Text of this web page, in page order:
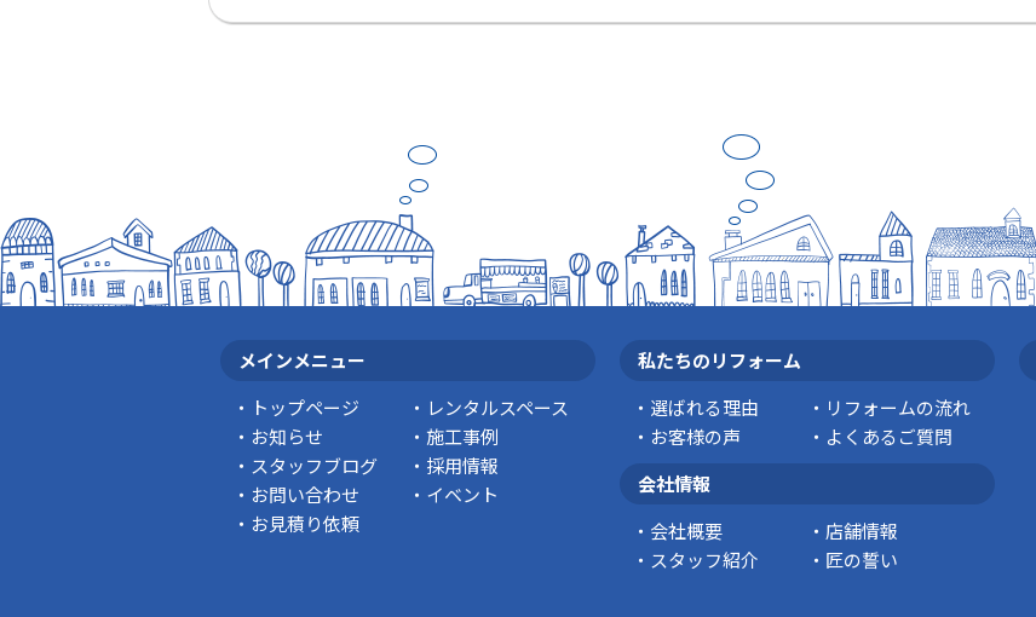
メインメニュー
トップページ
レンタルスペース
お知らせ
施工事例
スタッフブログ
採用情報
お問い合わせ
イベント
お見積り依頼
私たちのリフォーム
選ばれる理由
リフォームの流れ
お客様の声
よくあるご質問
会社情報
会社概要
店舗情報
スタッフ紹介
匠の誓い